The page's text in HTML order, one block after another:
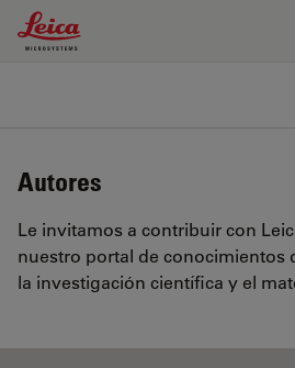
Leica Microsystems Logo
Autores
Le invitamos a contribuir con
nuestro portal de conocimientos
la investigación científica y el